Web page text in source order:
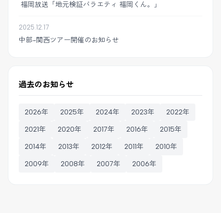
福岡放送「地元検証バラエティ 福岡くん。」
2025.12.17
中部-関西ツアー開催のお知らせ
過去のお知らせ
2026年 2025年 2024年 2023年 2022年
2021年 2020年 2017年 2016年 2015年
2014年 2013年 2012年 2011年 2010年
2009年 2008年 2007年 2006年